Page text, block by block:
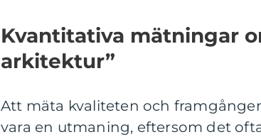
Kvantitativa mätningar
arkitektur”
Att mäta kvaliteten och
vara en utmaning, eftersom det